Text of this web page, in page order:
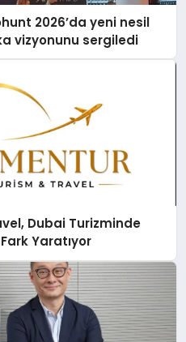
2026’da yeni nesil
vizyonunu sergiledi
Dubai Turizminde
Yaratıyor